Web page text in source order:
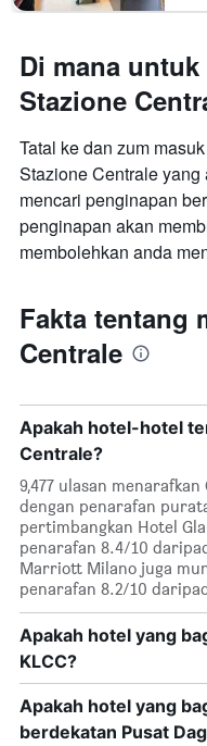
Di mana
Stazione
Tatal ke dan zum
Stazione Centrale
mencari penginapan
penginapan akan
membolehkan anda
Fakta tentang
Centrale
Apakah hotel-hotel
Centrale?
9,477 ulasan
dengan penarafan
pertimbangkan Hotel
penarafan 8.4/10
Marriott Milano juga
penarafan 8.2/10
Apakah hotel yang
KLCC?
Apakah hotel yang
berdekatan Pusat